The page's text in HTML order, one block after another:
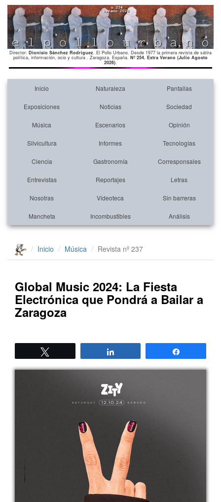
Director: Dionisio Sánchez Rodríguez. El Pollo Urbano. Desde 1977 la primera revista de sátira
política, información, ocio y cultura . Zaragoza. España. Nº 254. Extra Verano (Julio Agosto
2026).
Inicio Naturaleza Pantallas
Exposiciones Noticias Sociedad
Música Escenarios Opinión
Silvicultura Informes Tecnologías
Ciencia Gastronomía Corresponsales
Entrevistas Reportajes Letras
Nosotras Videoteca Sin barreras
Mancheta Incombustibles Análisis
Inicio Música Revista nº 237
Global Music 2024: La Fiesta
Electrónica que Pondrá a Bailar a
Zaragoza